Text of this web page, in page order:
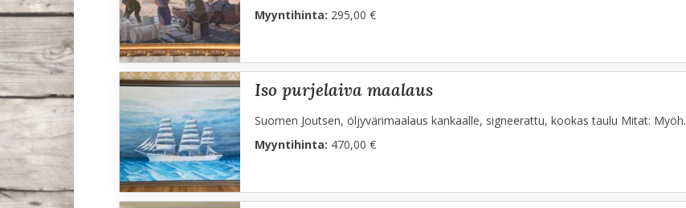
Myyntihinta: 295,00 €
iso purjelaiva maalaus
Suomen Joutsen, öljyvärimaalaus kankaalle, signeerattu, kookas taulu Mitat: Myöh.
Myyntihinta: 470,00 €